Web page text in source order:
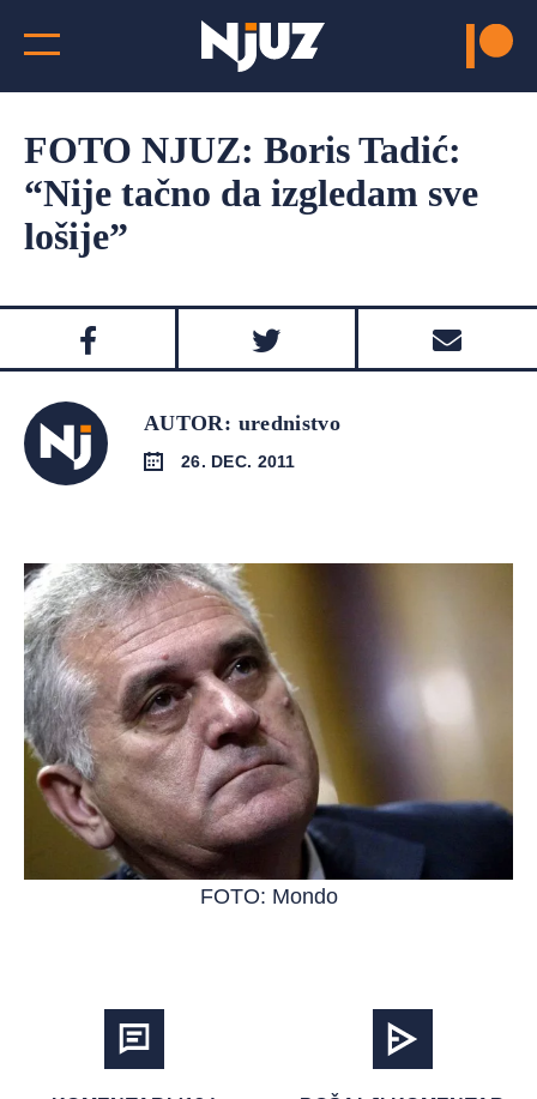
FOTO NJUZ: Boris Tadić:
“Nije tačno da izgledam sve
lošije”
AUTOR: urednistvo
26. DEC. 2011
FOTO: Mondo